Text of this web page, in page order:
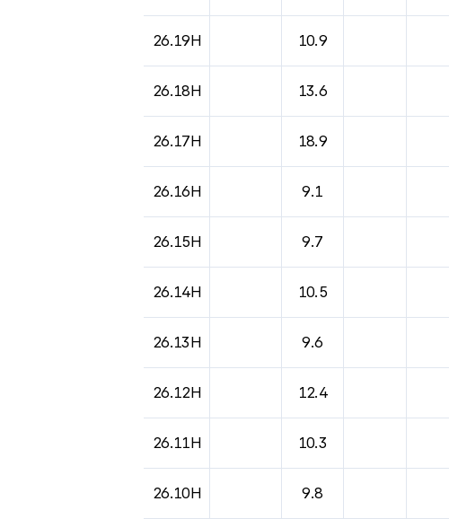
26.19H 10.9
26.18H 13.6
26.17H 18.9
26.16H 9.1
26.15H 9.7
26.14H 10.5
26.13H 9.6
26.12H 12.4
26.11H 10.3
26.10H 9.8